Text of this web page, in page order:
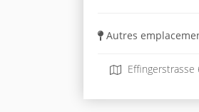
Autres
Effingerstrasse